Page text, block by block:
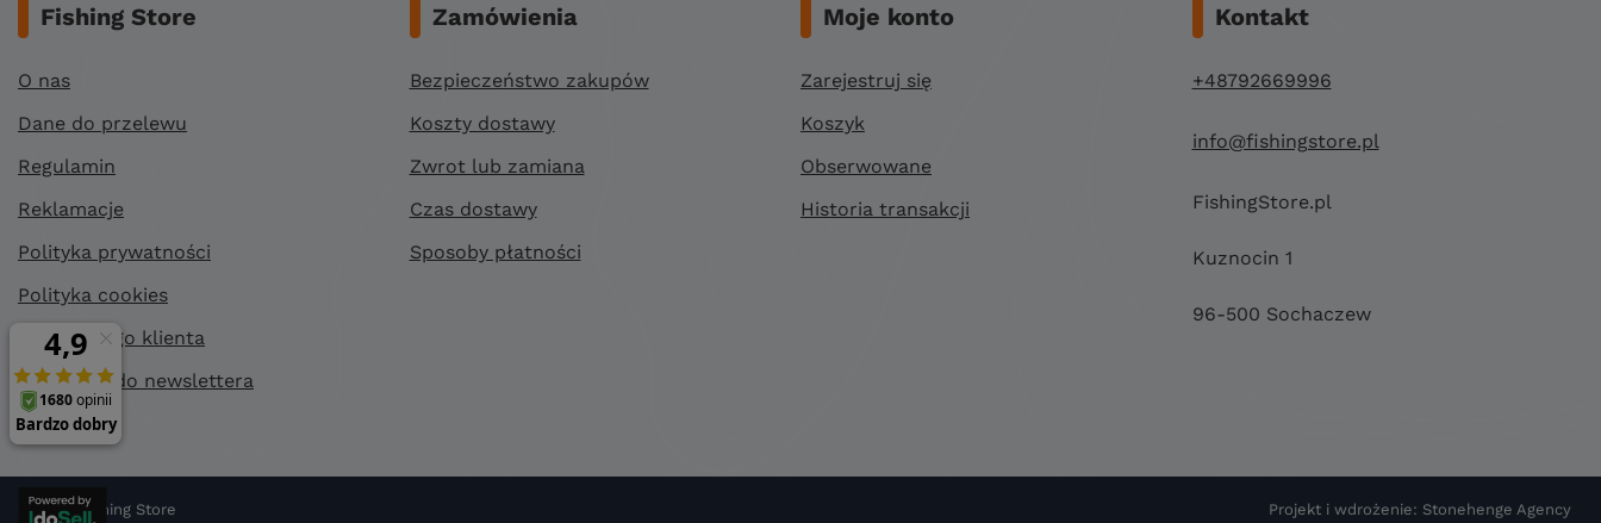
Fishing Store
O nas
Dane do przelewu
Regulamin
Reklamacje
Polityka prywatności
Polityka cookies
Klub stałego klienta
Zapisz się do newslettera
Zamówienia
Bezpieczeństwo zakupów
Koszty dostawy
Zwrot lub zamiana
Czas dostawy
Sposoby płatności
Moje konto
Zarejestruj się
Koszyk
Obserwowane
Historia transakcji
Kontakt
+48792669996
info@fishingstore.pl
FishingStore.pl
Kuznocin 1
96-500 Sochaczew
©2026Fishing Store Projekt i wdrożenie: Stonehenge Agency